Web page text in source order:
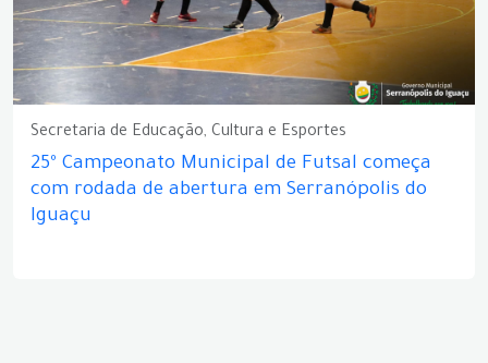
Secretaria de Educação, Cultura e Esportes
25º Campeonato Municipal de Futsal começa
com rodada de abertura em Serranópolis do
Iguaçu